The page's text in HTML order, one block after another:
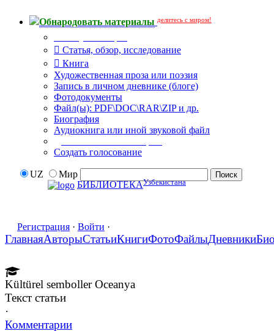
Обнародовать материалы делитесь с миром!
Статья, обзор, исследование
Книга
Художественная проза или поэзия
Запись в личном дневнике (блоге)
Фотодокументы
Файл(ы): PDF\DOC\RAR\ZIP и др.
Биография
Аудиокнига или иной звуковой файл
Создать голосование
UZ
Мир
БИБЛИОТЕКАУзбекистана
Регистрация · Войти ·
ГлавнаяАвторыСтатьиКнигиФотоФайлыДневники
Kültürel semboller Oceanya
Текст статьи
·
Комментарии